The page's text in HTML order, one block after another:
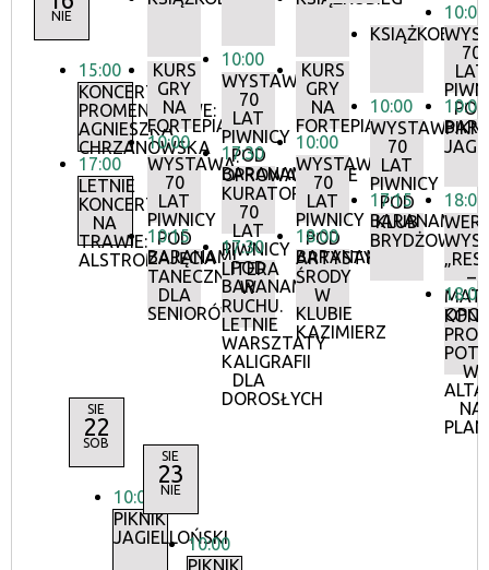
NIE
15:00
KONCERTY
PROMENADOWE:
AGNIESZKA
CHRZANOWSKA
17:00
LETNIE
KONCERTY
NA
TRAWIE:
ALSTROMERIE
KURS
GRY
NA
FORTEPIANIE
10:00
WYSTAWA:
70
LAT
PIWNICY
POD
BARANAMI
10:15
ZAJĘCIA
TANECZNE
DLA
SENIORÓW
10:00
WYSTAWA:
70
LAT
PIWNICY
POD
BARANAMI
17:30
OPROWADZANIE
KURATORSKIE:
70
LAT
PIWNICY
POD
BARANAMI
17:30
LITERA
W
RUCHU.
LETNIE
WARSZTATY
KALIGRAFII
DLA
DOROSŁYCH
KURS
GRY
NA
FORTEPIANIE
10:00
WYSTAWA:
70
LAT
PIWNICY
POD
BARANAMI
18:00
ARTYSTYCZNE
ŚRODY
W
KLUBIE
KAZIMIERZ
KSIĄŻKOBIEG
10:00
WYSTAWA:
70
LAT
PIWNICY
POD
BARANAMI
17:15
KLUB
BRYDŻOWY
10:00
70
LAT
POD
10:00
18:00
–
18:00
W
NA
SIE
22
SOB
10:00
PIKNIK
JAGIELLOŃSKI
SIE
23
NIE
10:00
PIKNIK